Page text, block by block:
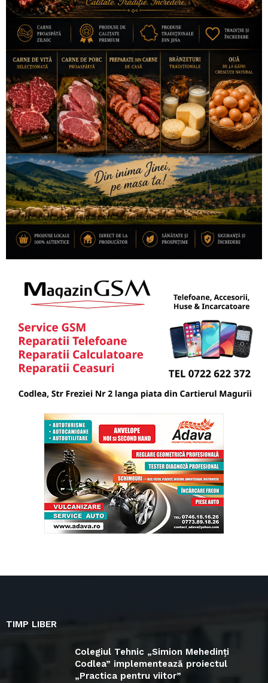
TIMP LIBER
Colegiul Tehnic „Simion Mehedinți
Codlea” implementează proiectul
„Practica pentru viitor”